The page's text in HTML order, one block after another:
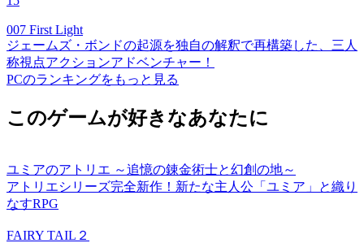
007 First Light
ジェームズ・ボンドの起源を独自の解釈で再構築した、三人
称視点アクションアドベンチャー！
PCのランキングをもっと見る
このゲームが好きなあなたに
ユミアのアトリエ ～追憶の錬金術士と幻創の地～
アトリエシリーズ完全新作！新たな主人公「ユミア」と織り
なすRPG
FAIRY TAIL２